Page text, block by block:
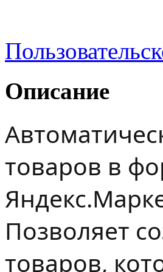
Описание
товаров в
Позволяет
товаров,